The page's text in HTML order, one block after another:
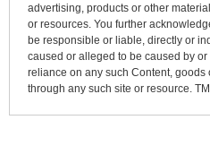
advertising, products or other
or resources. You further
be responsible or liable, directly or
caused or alleged to be caused by
reliance on any such Content,
through any such site or resource.